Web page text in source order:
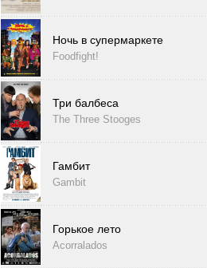
Ночь в супермаркете
Foodfight!
Три балбеса
The Three Stooges
Гамбит
Gambit
Горькое лето
Acorralados